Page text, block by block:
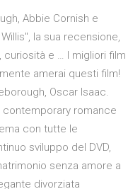
Abbie Cornish e
la sua recensione,
e … I migliori film
amerai questi film!
Oscar Isaac.
contemporary romance
con tutte le
sviluppo del DVD,
senza amore a
divorziata